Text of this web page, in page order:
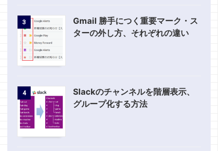
3
Gmail 勝手につく重要マーク・ス
ターの外し方、それぞれの違い
4
Slackのチャンネルを階層表示、
グループ化する方法